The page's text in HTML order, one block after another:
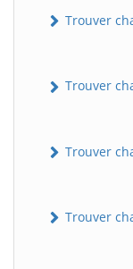
Trouver
Trouver
Trouver
Trouver